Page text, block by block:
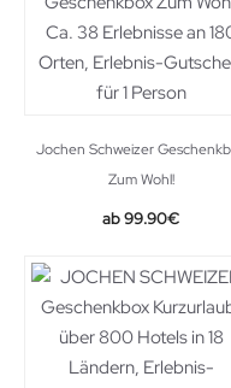
Jochen Schweizer
Zum Wohl!
99.90€